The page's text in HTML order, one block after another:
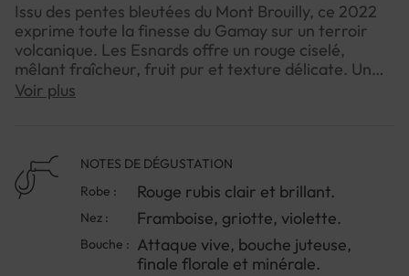
Issu des pentes bleutées du Mont Brouilly, ce 2022
exprime toute la finesse du Gamay sur un terroir
volcanique. Les Esnards offre un rouge ciselé,
mêlant fraîcheur, fruit pur et texture délicate. Un
vin droit, vibrant, à la fois gourmand et plein
NOTE DE DÉGUSTATION
Couleur : Rouge rubis clair et brillant.
Arômes : Framboise, griotte, violette.
Saveurs : Attaque vive, bouche juteuse, finale florale
et minérale.
Voir plus
NOTES DE DÉGUSTATION
Robe :
Rouge rubis clair et brillant.
Nez : Framboise, griotte, violette.
Bouche : Attaque vive, bouche juteuse,
finale florale et minérale.